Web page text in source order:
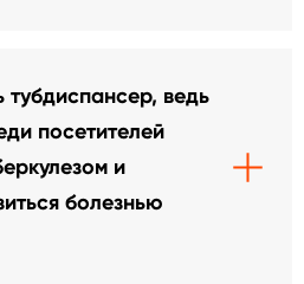
ведь
посетителей
и
болезнью